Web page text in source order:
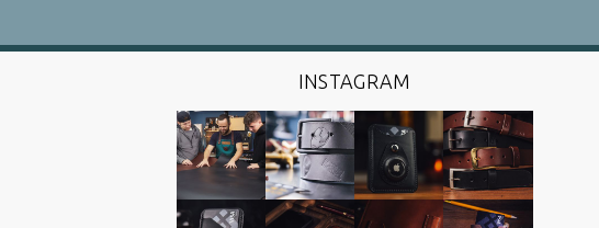
INSTAGRAM